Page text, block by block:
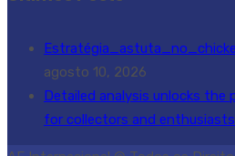
agosto 10, 2026
Detailed analysis unlocks
for collectors and enthusiasts